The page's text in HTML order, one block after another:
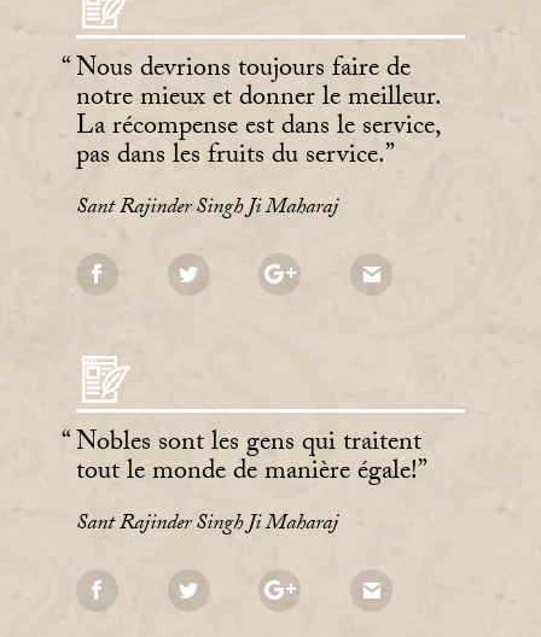
Nous devrions toujours faire de
notre mieux et donner le meilleur.
La récompense est dans le service,
pas dans les fruits du service.
Sant Rajinder Singh Ji Maharaj
Nobles sont les gens qui traitent
tout le monde de manière égale!
Sant Rajinder Singh Ji Maharaj